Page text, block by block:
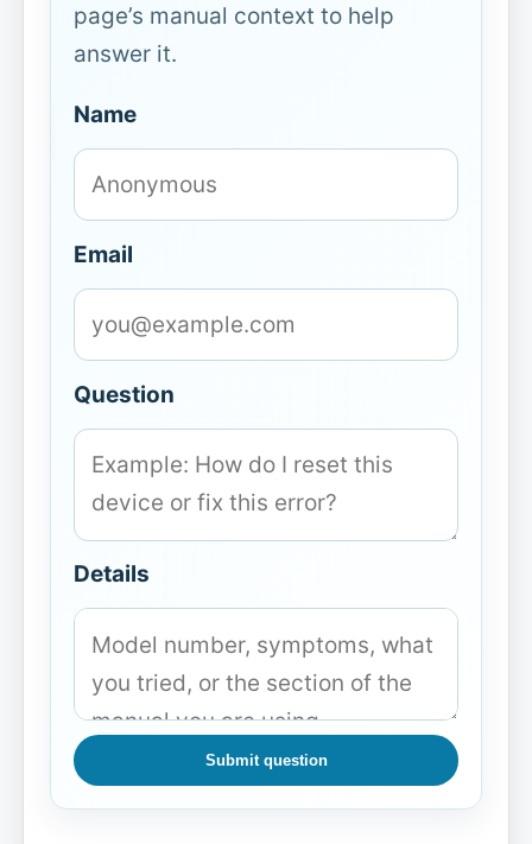
page’s manual context to help
answer it.
Name
Email
Question
Details
Submit question